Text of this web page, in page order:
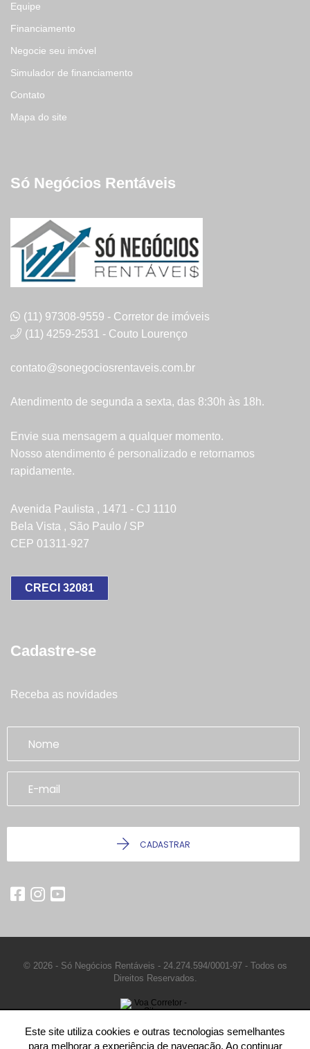
Equipe
Financiamento
Negocie seu imóvel
Simulador de financiamento
Contato
Mapa do site
Só Negócios Rentáveis
(11) 97308-9559 - Corretor de imóveis
(11) 4259-2531 - Couto Lourenço
contato@sonegociosrentaveis.com.br
Atendimento de segunda a sexta, das 8:30h às 18h.
Envie sua mensagem a qualquer momento.
Nosso atendimento é personalizado e retornamos
rapidamente.
Avenida Paulista , 1471 - CJ 1110
Bela Vista , São Paulo / SP
CEP 01311-927
CRECI 32081
Cadastre-se
Receba as novidades
CADASTRAR
© 2026 - Só Negócios Rentáveis - 24.274.594/0001-97 - Todos os
Direitos Reservados.
Este site utiliza cookies e outras tecnologias semelhantes
para melhorar a experiência de navegação. Ao continuar